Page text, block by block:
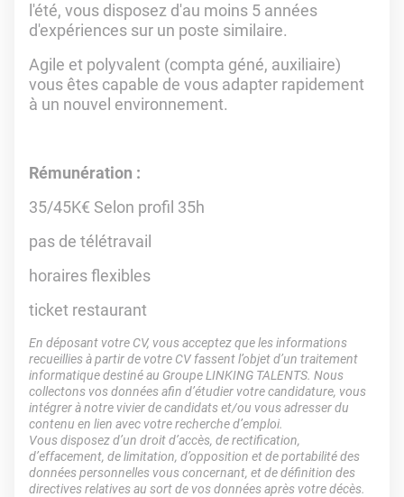
l'été, vous disposez d'au moins 5 années
d'expériences sur un poste similaire.
Agile et polyvalent (compta géné, auxiliaire)
vous êtes capable de vous adapter rapidement
à un nouvel environnement.
Rémunération :
35/45K€ Selon profil 35h
pas de télétravail
horaires flexibles
ticket restaurant
En déposant votre CV, vous acceptez que les informations
recueillies à partir de votre CV fassent l’objet d’un traitement
informatique destiné au Groupe LINKING TALENTS. Nous
collectons vos données afin d’étudier votre candidature, vous
intégrer à notre vivier de candidats et/ou vous adresser du
contenu en lien avec votre recherche d’emploi.
Vous disposez d’un droit d’accès, de rectification,
d’effacement, de limitation, d’opposition et de portabilité des
données personnelles vous concernant, et de définition des
directives relatives au sort de vos données après votre décès.